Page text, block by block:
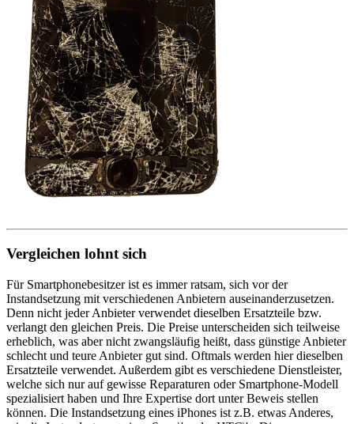
Vergleichen lohnt sich
Für Smartphonebesitzer ist es immer ratsam, sich vor der
Instandsetzung mit verschiedenen Anbietern auseinanderzusetzen.
Denn nicht jeder Anbieter verwendet dieselben Ersatzteile bzw.
verlangt den gleichen Preis. Die Preise unterscheiden sich teilweise
erheblich, was aber nicht zwangsläufig heißt, dass günstige Anbieter
schlecht und teure Anbieter gut sind. Oftmals werden hier dieselben
Ersatzteile verwendet. Außerdem gibt es verschiedene Dienstleister,
welche sich nur auf gewisse Reparaturen oder Smartphone-Modell
spezialisiert haben und Ihre Expertise dort unter Beweis stellen
können. Die Instandsetzung eines iPhones ist z.B. etwas Anderes,